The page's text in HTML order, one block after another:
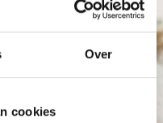
Over
cookies